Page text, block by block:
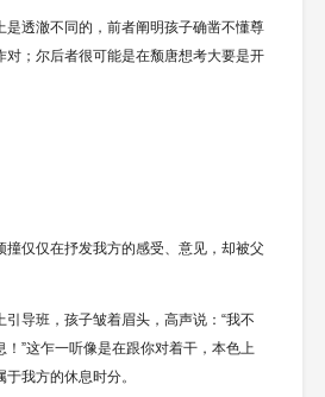
是透澈不同的，前者阐明孩子确凿不懂尊
对；尔后者很可能是在颓唐想考大要是开
撞仅仅在抒发我方的感受、意见，却被父
导班，孩子皱着眉头，高声说：“我不
”这乍一听像是在跟你对着干，本色上
我方的休息时分。